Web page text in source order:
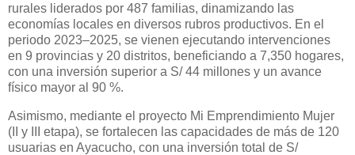
rurales liderados por 487 familias, dinamizando las
economías locales en diversos rubros productivos. En el
periodo 2023–2025, se vienen ejecutando intervenciones
en 9 provincias y 20 distritos, beneficiando a 7,350 hogares,
con una inversión superior a S/ 44 millones y un avance
físico mayor al 90 %.
Asimismo, mediante el proyecto Mi Emprendimiento Mujer
(II y III etapa), se fortalecen las capacidades de más de 120
usuarias en Ayacucho, con una inversión total de S/